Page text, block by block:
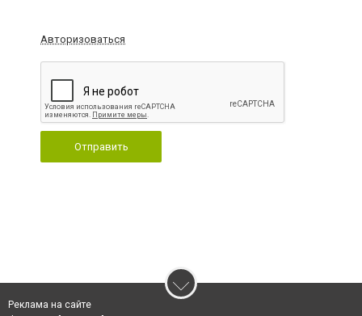
Авторизоваться
Отправить
Реклама на сайте